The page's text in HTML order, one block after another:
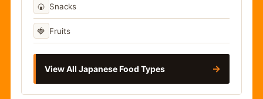
🍘 Snacks
🍓 Fruits
View All Japanese Food Types →